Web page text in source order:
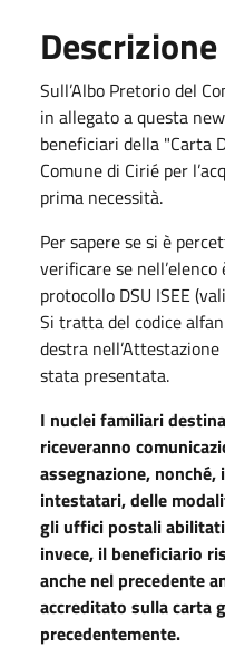
Descrizione
Sull’Albo Pretorio del
in allegato a questa
beneficiari della "Carta
Comune di Cirié per
prima necessità.
Per sapere se si è
verificare se
protocollo DSU ISEE
Si tratta del codice
destra
stata presentata.
I nuclei familiari
riceveranno
assegnazione,
intestatari, delle
gli uffici postali
invece, il beneficiario
anche nel precedente
accreditato sulla carta
precedentemente.